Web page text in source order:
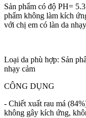
Sản phẩm có độ PH=
phẩm không làm kích
với chị em có làn da
Loại da phù hợp: Sản
nhạy cảm
CÔNG DỤNG
- Chiết xuất rau má
không gây kích ứng,